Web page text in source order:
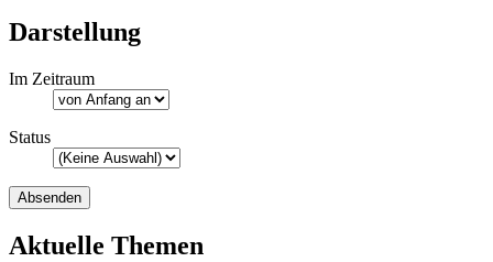
Darstellung
Im Zeitraum
Status
Aktuelle Themen